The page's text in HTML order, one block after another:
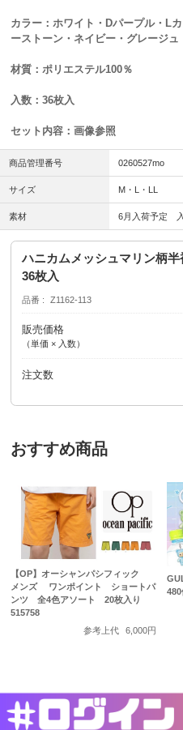
カラー：ホワイト・Dパープル・L
ーストーン・ネイビー・グレージュ
材質：ポリエステル100％
入数：36枚入
セット内容：画像参照
商品管理番号 0260527mo
サイズ M・L・LL
素材 6月入荷予定
ハニカムメッシュマリン柄
36枚入
品番 Z1162-113
販売価格
（単価 × 入数）
注文数
おすすめ商品
【OP】オーシャンパシフィック
メンズ ワンポイント ショートパ
ンツ 全4色アソート 20枚入り
515758
参考上代
6,000円
480